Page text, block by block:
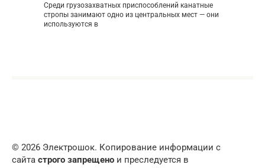
Среди грузозахватных приспособлений канатные
стропы занимают одно из центральных мест — они
используются в
© 2026 Электрошок. Копирование информации с
сайта строго запрещено и преследуется в